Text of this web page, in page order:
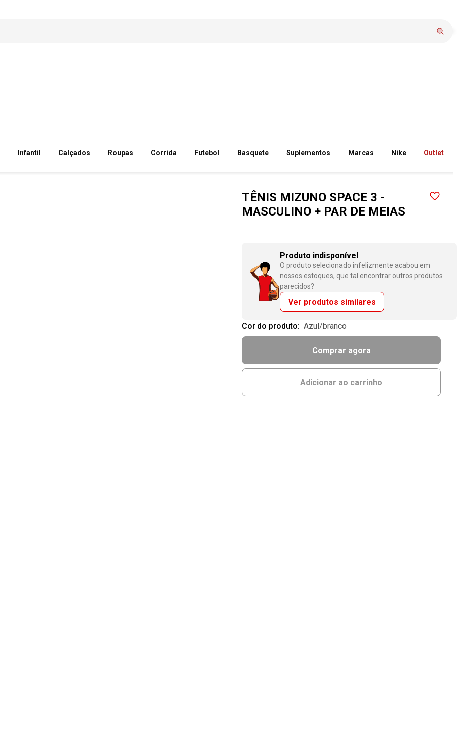
Infantil Calçados Roupas Corrida Futebol Basquete Suplementos Marcas Nike Outlet
TÊNIS MIZUNO SPACE 3 -
MASCULINO + PAR DE MEIAS
Produto indisponível
O produto selecionado infelizmente acabou em
nossos estoques, que tal encontrar outros produtos
parecidos?
Ver produtos similares
Cor do produto: azul/branco
Comprar agora
Adicionar ao carrinho